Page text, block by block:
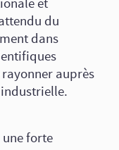
et
du
dans
auprès
forte